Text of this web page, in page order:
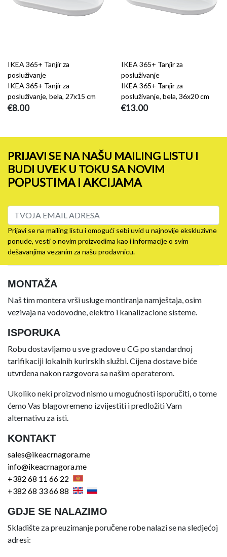
IKEA 365+ Tanjir za
posluživanje
IKEA 365+ Tanjir za
posluživanje, bela, 27x15 cm
€8.00
IKEA 365+ Tanjir za
posluživanje
IKEA 365+ Tanjir za
posluživanje, bela, 36x20 cm
€13.00
PRIJAVI SE NA NAŠU MAILING LISTU I
BUDI UVEK U TOKU SA NOVIM
POPUSTIMA I AKCIJAMA
Prijavi se na mailing listu i omogući sebi uvid u najnovije ekskluzivne
ponude, vesti o novim proizvodima kao i informacije o svim
dešavanjima vezanim za našu prodavnicu.
MONTAŽA
Naš tim montera vrši usluge montiranja namještaja, osim
vezivaja na vodovodne, elektro i kanalizacione sisteme.
ISPORUKA
Robu dostavljamo u sve gradove u CG po standardnoj
tarifikaciji lokalnih kurirskih službi. Cijena dostave biće
utvrđena nakon razgovora sa našim operaterom.
Ukoliko neki proizvod nismo u mogućnosti isporučiti, o tome
ćemo Vas blagovremeno izvijestiti i predložiti Vam
alternativu za isti.
KONTAKT
sales@ikeacrnagora.me
info@ikeacrnagora.me
+382 68 11 66 22
+382 68 33 66 88
GDJE SE NALAZIMO
Skladište za preuzimanje poručene robe nalazi se na sledjećoj
adresi: